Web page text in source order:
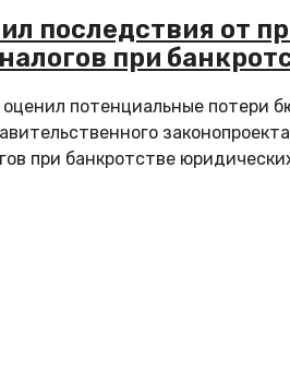
последствия от
при
оценил потенциальные потери
при банкротстве